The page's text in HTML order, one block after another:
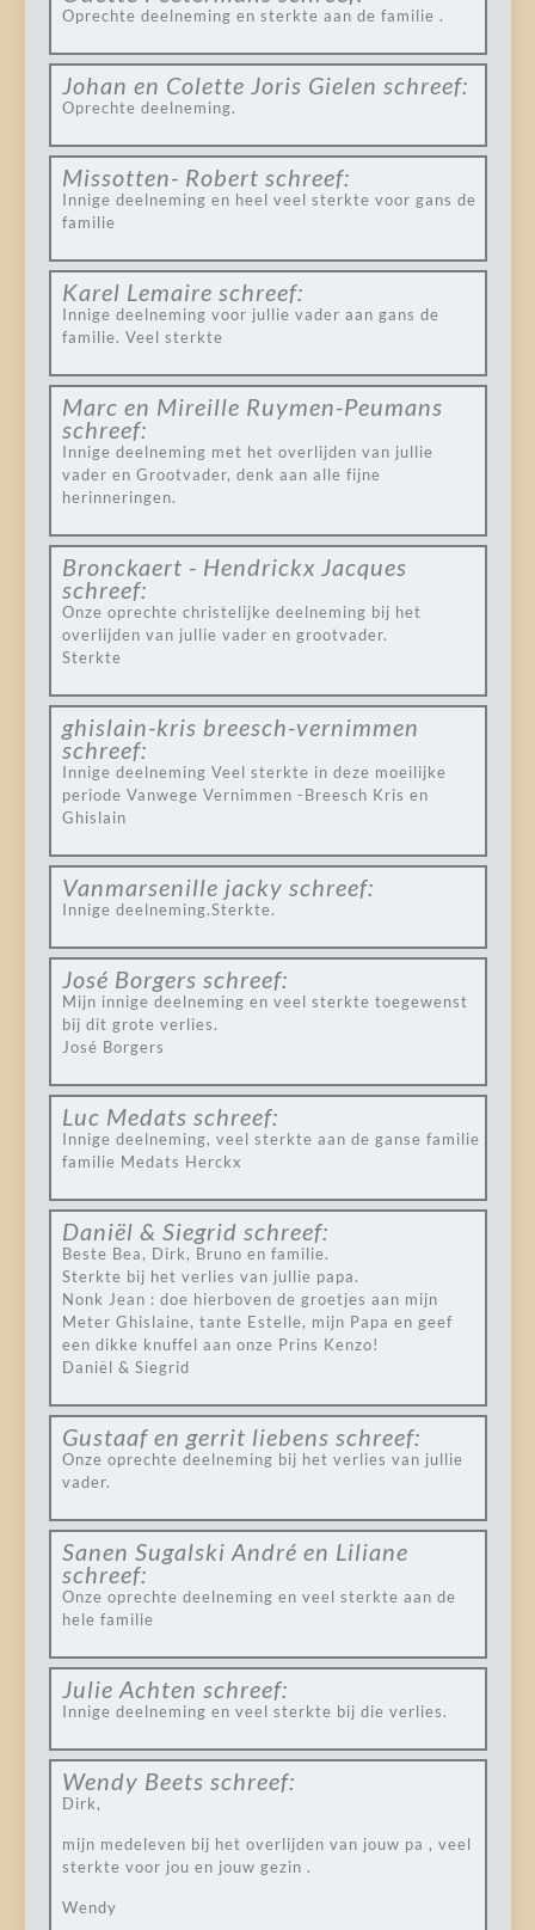
Oprechte deelneming en sterkte aan de familie .
Johan en Colette Joris Gielen schreef:
Oprechte deelneming.
Missotten- Robert schreef:
Innige deelneming en heel veel sterkte voor gans de
familie
Karel Lemaire schreef:
Innige deelneming voor jullie vader aan gans de
familie. Veel sterkte
Marc en Mireille Ruymen-Peumans
schreef:
Innige deelneming met het overlijden van jullie
vader en Grootvader, denk aan alle fijne
herinneringen.
Bronckaert - Hendrickx Jacques
schreef:
Onze oprechte christelijke deelneming bij het
overlijden van jullie vader en grootvader.
Sterkte
ghislain-kris breesch-vernimmen
schreef:
Innige deelneming Veel sterkte in deze moeilijke
periode Vanwege Vernimmen -Breesch Kris en
Ghislain
Vanmarsenille jacky schreef:
Innige deelneming.Sterkte.
José Borgers schreef:
Mijn innige deelneming en veel sterkte toegewenst
bij dit grote verlies.
José Borgers
Luc Medats schreef:
Innige deelneming, veel sterkte aan de ganse familie
familie Medats Herckx
Daniël & Siegrid schreef:
Beste Bea, Dirk, Bruno en familie.
Sterkte bij het verlies van jullie papa.
Nonk Jean : doe hierboven de groetjes aan mijn
Meter Ghislaine, tante Estelle, mijn Papa en geef
een dikke knuffel aan onze Prins Kenzo!
Daniël & Siegrid
Gustaaf en gerrit liebens schreef:
Onze oprechte deelneming bij het verlies van jullie
vader.
Sanen Sugalski André en Liliane
schreef:
Onze oprechte deelneming en veel sterkte aan de
hele familie
Julie Achten schreef:
Innige deelneming en veel sterkte bij die verlies.
Wendy Beets schreef:
Dirk,
mijn medeleven bij het overlijden van jouw pa , veel
sterkte voor jou en jouw gezin .
Wendy